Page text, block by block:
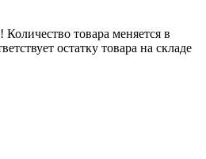
Количество товара меняется в
остатку товара на складе